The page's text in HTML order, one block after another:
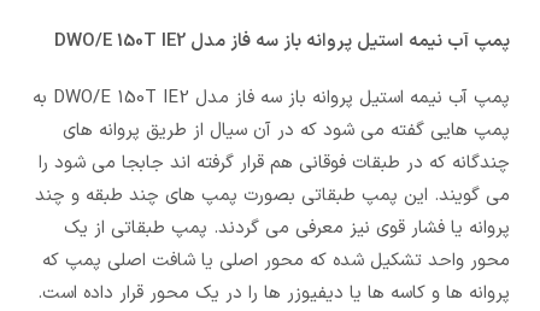
پمپ آب نيمه استيل پروانه باز سه فاز مدل DWO/E 150T IE2
پمپ آب نيمه استيل پروانه باز سه فاز مدل DWO/E 150T IE2 به
پمپ هایی گفته می شود که در آن سیال از طریق پروانه های
چندگانه که در طبقات فوقانی هم قرار گرفته اند جابجا می شود را
می گویند. این پمپ طبقاتی بصورت پمپ های چند طبقه و چند
پروانه یا فشار قوی نیز معرفی می گردند. پمپ طبقاتی از یک
محور واحد تشکیل شده که محور اصلی یا شافت اصلی پمپ که
پروانه ها و کاسه ها یا دیفیوزر ها را در یک محور قرار داده است.